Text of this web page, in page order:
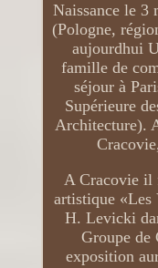
Naissance le 3
(Pologne,
aujourdhui
famille de
séjour à
Supérieure
Architecture).
A Cracovie il
artistique «Les
H. Levicki
Groupe de
exposition